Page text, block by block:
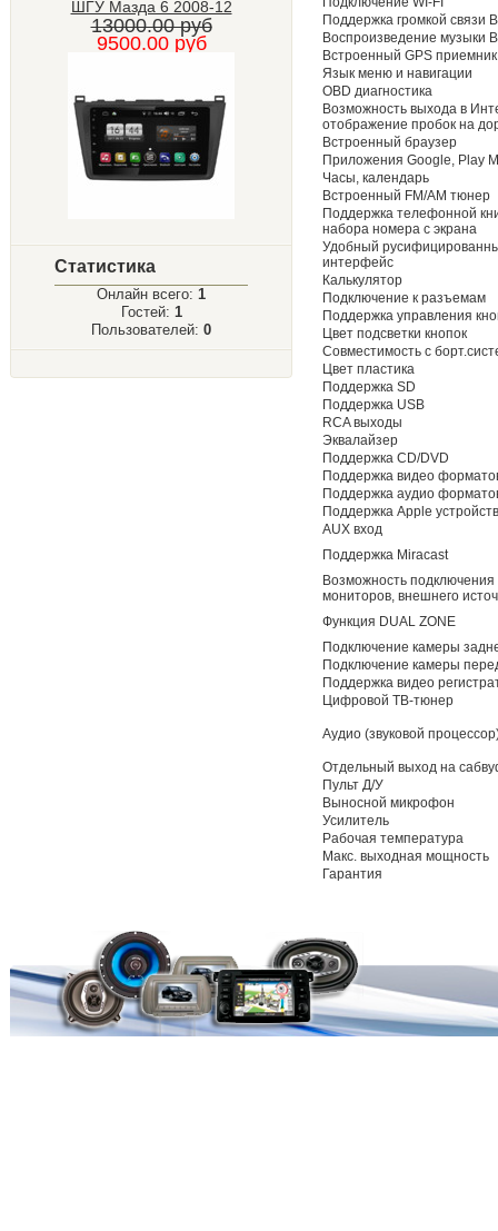
ШГУ Mазда 6 2008-12
13000.00 руб
9500.00 руб
Статистика
Онлайн всего: 1
Гостей: 1
Пользователей: 0
Поддержка громкой связи
Воспроизведение музыки
Встроенный GPS приемник
Язык меню и навигации
OBD диагностика
Возможность выхода в
отображение пробок на
Встроенный браузер
Приложения Google, Play
Часы, календарь
Встроенный FM/AM тюнер
Поддержка телефонной
набора номера с экрана
Удобный
интерфейс
Калькулятор
Подключение к разъемам
Поддержка управления
Цвет подсветки кнопок
Совместимость с
Цвет пластика
Поддержка SD
Поддержка USB
RCA выходы
Эквалайзер
Поддержка CD/DVD
Поддержка видео
Поддержка аудио
Поддержка Apple устройств
AUX вход
Поддержка Miracast
Возможность
мониторов, внешнего
Функция DUAL ZONE
Подключение камеры
Подключение камеры
Поддержка видео
Цифровой ТВ-тюнер
Аудио (звуковой
Отдельный выход на
Пульт Д/У
Выносной микрофон
Усилитель
Рабочая температура
Макс. выходная мощность
Гарантия